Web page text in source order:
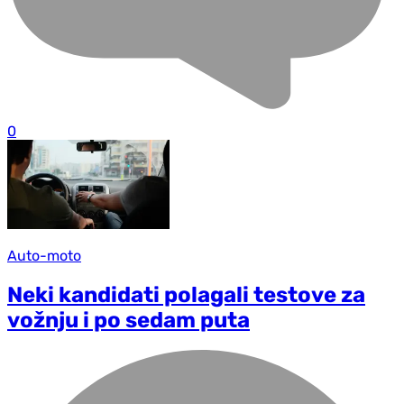
0
Auto-moto
Neki kandidati polagali testove za
vožnju i po sedam puta